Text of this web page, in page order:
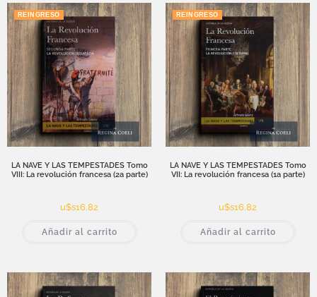
REINGRESO
LA NAVE Y LAS TEMPESTADES Tomo
VIII: La revolución francesa (2a parte)
u$s16,82
Añadir al carrito
REINGRESO
LA NAVE Y LAS TEMPESTADES Tomo
VII: La revolución francesa (1a parte)
u$s16,82
Añadir al carrito